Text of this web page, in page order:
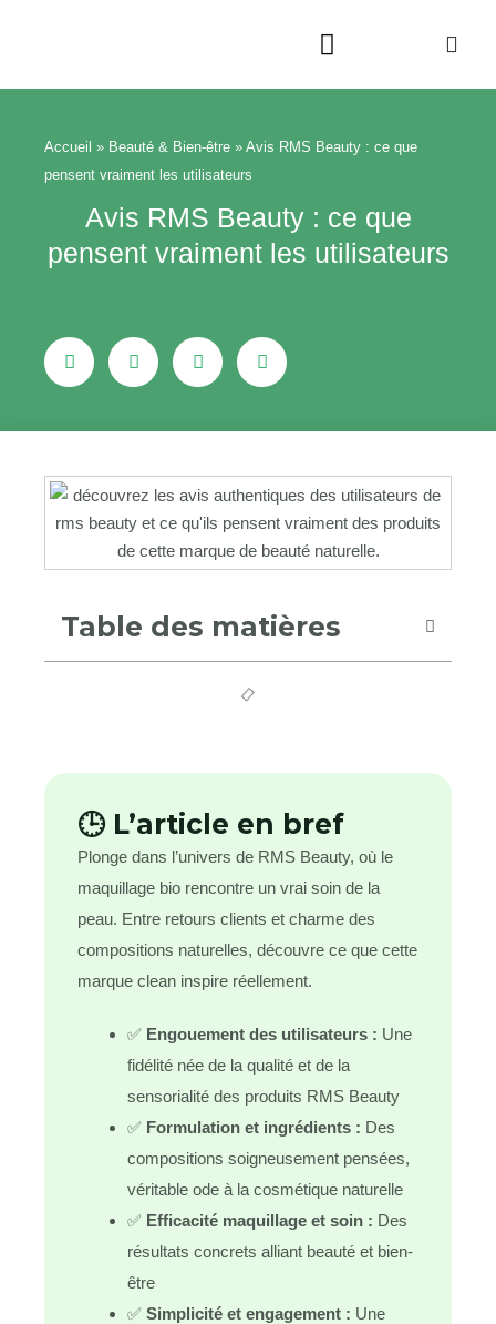
Accueil » Beauté & Bien-être » Avis RMS Beauty : ce que
pensent vraiment les utilisateurs
Avis RMS Beauty : ce que
pensent vraiment les utilisateurs
Table des matières
🕒 L’article en bref
Plonge dans l’univers de RMS Beauty, où le
maquillage bio rencontre un vrai soin de la
peau. Entre retours clients et charme des
compositions naturelles, découvre ce que cette
marque clean inspire réellement.
✅ Engouement des utilisateurs : Une
fidélité née de la qualité et de la
sensorialité des produits RMS Beauty
✅ Formulation et ingrédients : Des
compositions soigneusement pensées,
véritable ode à la cosmétique naturelle
✅ Efficacité maquillage et soin : Des
résultats concrets alliant beauté et bien-
être
✅ Simplicité et engagement : Une